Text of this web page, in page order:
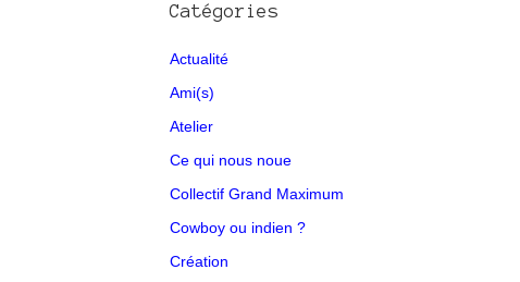
Catégories
Actualité
Ami(s)
Atelier
Ce qui nous noue
Collectif Grand Maximum
Cowboy ou indien ?
Création